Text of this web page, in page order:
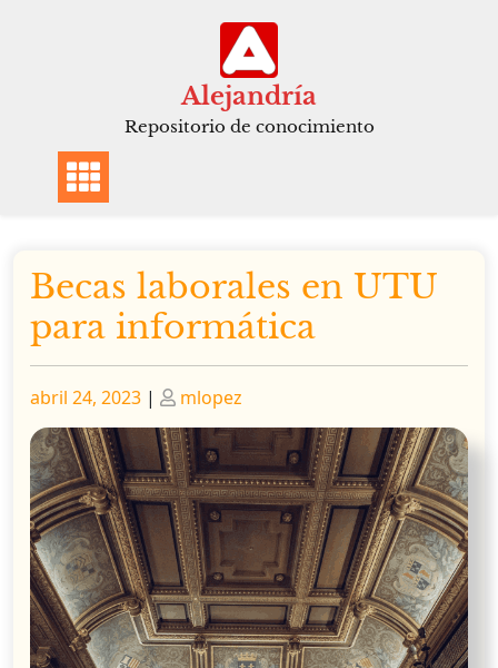
Alejandría
Repositorio de conocimiento
Becas laborales en UTU
para informática
Publicado
abril 24, 2023 | Publicado
mlopez